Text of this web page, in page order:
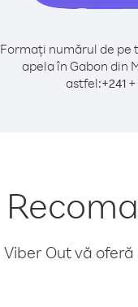
Formați numărul de pe
apela în Gabon din
astfel:+241 +
Viber Out vă